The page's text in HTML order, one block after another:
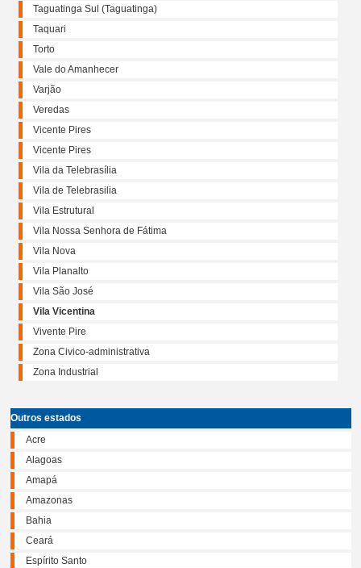
Taguatinga Sul (Taguatinga)
Taquari
Torto
Vale do Amanhecer
Varjão
Veredas
Vicente Pires
Vicente Pires
Vila da Telebrasília
Vila de Telebrasilia
Vila Estrutural
Vila Nossa Senhora de Fátima
Vila Nova
Vila Planalto
Vila São José
Vila Vicentina
Vivente Pire
Zona Civico-administrativa
Zona Industrial
Outros estados
Acre
Alagoas
Amapá
Amazonas
Bahia
Ceará
Espírito Santo